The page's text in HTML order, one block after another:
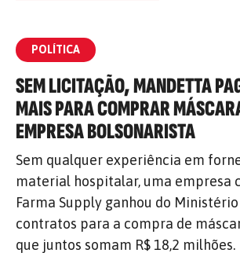
POLÍTICA
SEM LICITAÇÃO, MANDETTA
MAIS PARA COMPRAR
EMPRESA BOLSONARISTA
Sem qualquer experiência em
material hospitalar, uma empresa
Farma Supply ganhou do Ministério
contratos para a compra de
que juntos somam R$ 18,2 milhões.